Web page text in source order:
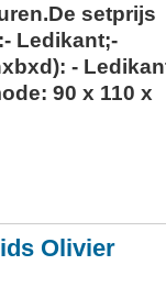
setprijs
Ledikant;-
-
90 x 110 x
Olivier